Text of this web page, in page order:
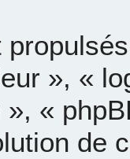
», «
«
de